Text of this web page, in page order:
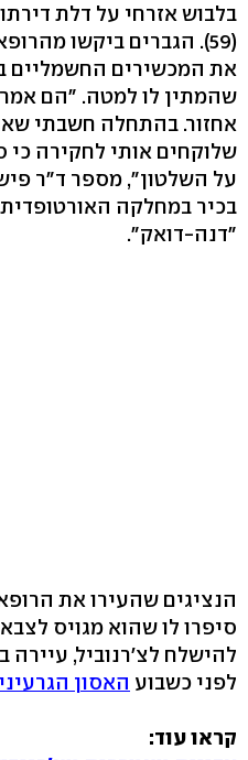
בלבוש אזרחי על דלת
את המכשירים החשמליים
שהמתין לו למטה. "הם
אחזור. בהתחלה חשבתי
שלוקחים אותי לחקירה
על השלטון", מספר ד"ר
בכיר במחלקה
"דנה-דואק".
הנציגים שהעירו את
סיפרו לו שהוא מגויס
להישלח לצ'רנוביל, עיירה
לפני כשבוע האסון
קראו עוד: